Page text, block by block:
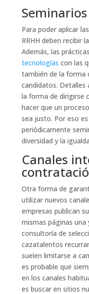
Para poder aplicar
RRHH deben recibir
Además, las
tecnologías con las
también de la forma
candidatos. Detalles
la forma de dirigirse
hacer que un
sea justo. Por eso
periódicamente
diversidad y la
Canales
Otra forma de
utilizar nuevos
empresas publican
mismas páginas una
consultoría de
cazatalentos
suelen limitarse a
es probable que
en los canales
es buscar en sitios